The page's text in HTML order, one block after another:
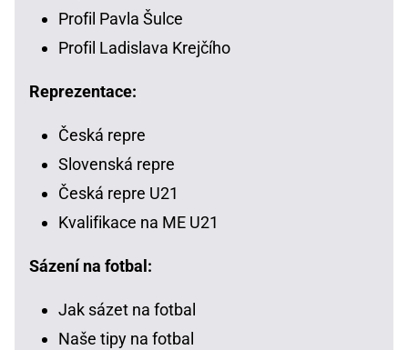
Profil Pavla Šulce
Profil Ladislava Krejčího
Reprezentace:
Česká repre
Slovenská repre
Česká repre U21
Kvalifikace na ME U21
Sázení na fotbal:
Jak sázet na fotbal
Naše tipy na fotbal